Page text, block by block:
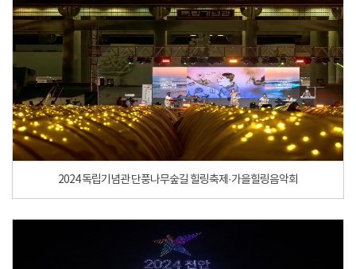
2024 독립기념관 단풍나무숲길 힐링축제·가을힐링음악회